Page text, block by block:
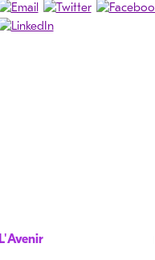
L'Avenir